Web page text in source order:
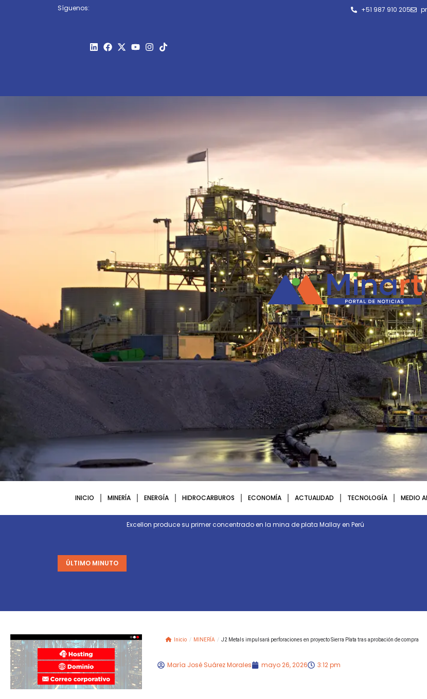
Síguenos: +51 987 910 205
INICIO MINERÍA ENERGÍA HIDROCARBUROS ECONOMÍA ACTUALIDAD TECNOLOGÍA MEDIO
ÚLTIMO MINUTO
Excellon produce su primer concentrado en la mina de plata Mallay en Perú
Inicio / MINERÍA / J2 Metals impulsará perforaciones en proyecto Sierra Plata tras aprobación de compra
María José Suárez Morales mayo 26, 2026 3:12 pm